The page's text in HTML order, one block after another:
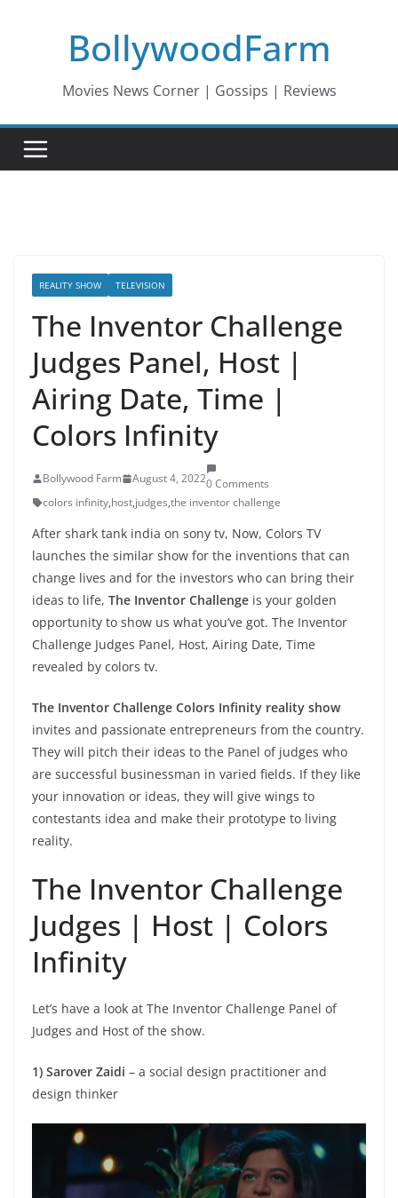
BollywoodFarm
Movies News Corner | Gossips | Reviews
REALITY SHOW TELEVISION
The Inventor Challenge
Judges Panel, Host |
Airing Date, Time |
Colors Infinity
Bollywood Farm August 4, 20220 Comments
colors infinity,host,judges,the inventor challenge
After shark tank india on sony tv, Now, Colors TV
launches the similar show for the inventions that can
change lives and for the investors who can bring their
ideas to life, The Inventor Challenge is your golden
opportunity to show us what you’ve got. The Inventor
Challenge Judges Panel, Host, Airing Date, Time
revealed by colors tv.
The Inventor Challenge Colors Infinity reality show
invites and passionate entrepreneurs from the country.
They will pitch their ideas to the Panel of judges who
are successful businessman in varied fields. If they like
your innovation or ideas, they will give wings to
contestants idea and make their prototype to living
reality.
The Inventor Challenge
Judges | Host | Colors
Infinity
Let’s have a look at The Inventor Challenge Panel of
Judges and Host of the show.
1) Sarover Zaidi – a social design practitioner and
design thinker